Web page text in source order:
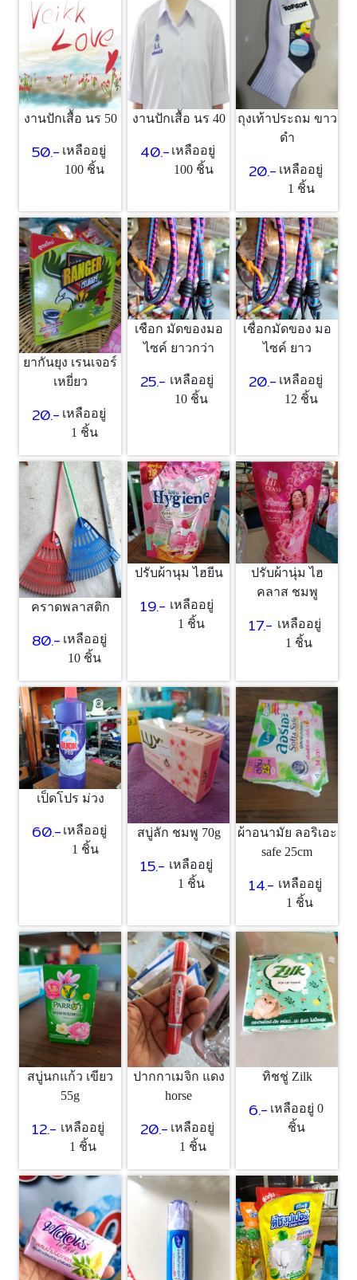
งานปักเสื้อ นร 50
50.- เหลืออยู่
100 ชิ้น
งานปักเสื้อ นร 40
40.- เหลืออยู่
100 ชิ้น
ถุงเท้าประถม ขาว
ดำ
20.- เหลืออยู่
1 ชิ้น
ยากันยุง เรนเจอร์
เหยี่ยว
20.- เหลืออยู่
1 ชิ้น
เชือก มัดของมอ
ไซค์ ยาวกว่า
25.- เหลืออยู่
10 ชิ้น
เชื่อกมัดของ มอ
ไซค์ ยาว
20.- เหลืออยู่
12 ชิ้น
คราดพลาสติก
80.- เหลืออยู่
10 ชิ้น
ปรับผ้านุม ไฮยีน
19.- เหลืออยู่
1 ชิ้น
ปรับผ้านุ่ม ไฮ
คลาส ชมพู
17.- เหลืออยู่
1 ชิ้น
เป็ดโปร ม่วง
60.- เหลืออยู่
1 ชิ้น
สบู่ลัก ชมพู 70g
15.- เหลืออยู่
1 ชิ้น
ผ้าอนามัย ลอริเอะ
safe 25cm
14.- เหลืออยู่
1 ชิ้น
สบู่นกแก้ว เขียว
55g
12.- เหลืออยู่
1 ชิ้น
ปากกาเมจิก แดง
horse
20.- เหลืออยู่
1 ชิ้น
ทิชชู่ Zilk
6.- เหลืออยู่ 0
ชิ้น